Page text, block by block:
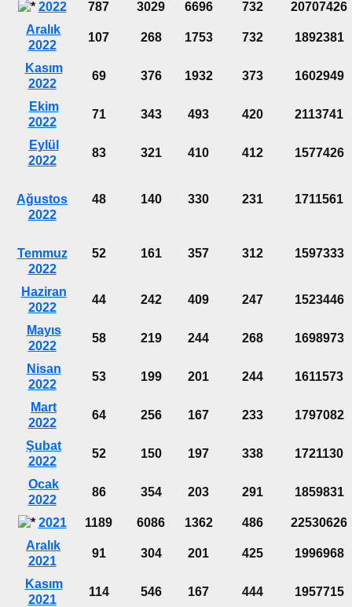
2022 787 3029 6696 732
20707426
Aralık
2022
107 268 1753 732 1892381
Kasım
2022
69 376 1932 373 1602949
Ekim
2022
71 343 493 420 2113741
Eylül
2022
83 321 410 412 1577426
Ağustos
2022
48 140 330 231 1711561
Temmuz
2022
52 161 357 312 1597333
Haziran
2022
44 242 409 247 1523446
Mayıs
2022
58 219 244 268 1698973
Nisan
2022
53 199 201 244 1611573
Mart
2022
64 256 167 233 1797082
Şubat
2022
52 150 197 338 1721130
Ocak
2022
86 354 203 291 1859831
2021 1189 6086 1362 486
22530626
Aralık
2021
91 304 201 425 1996968
Kasım
2021
114 546 167 444 1957715